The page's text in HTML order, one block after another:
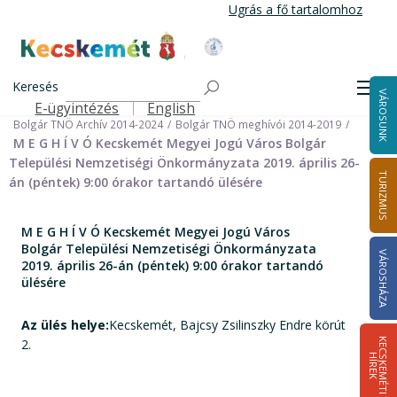
tartalomra
Ugrás a fő tartalomhoz
Kecskemét Város Honlapja
Keresés
Felső navigáció
E-ügyintézés English VÁROSUNK
TURIZMUS
VÁROSHÁZA
K
E
C
S
K
E
M
É
T
I
HÍ
R
E
K
Önkormányzat
Nemzetiségi Önkormányzatok
Bolgár Települési Nemzetiségi Önkormányzat
Bolgár TNÖ Archív 2014-2024
Bolgár TNÖ meghívói 2014-2019
M E G H Í V Ó Kecskemét Megyei Jogú Város Bolgár
Települési Nemzetiségi Önkormányzata 2019. április 26-
án (péntek) 9:00 órakor tartandó ülésére
M E G H Í V Ó Kecskemét Megyei Jogú Város
Bolgár Települési Nemzetiségi Önkormányzata
2019. április 26-án (péntek) 9:00 órakor tartandó
ülésére
Az ülés helye:Kecskemét, Bajcsy Zsilinszky Endre körút
2.